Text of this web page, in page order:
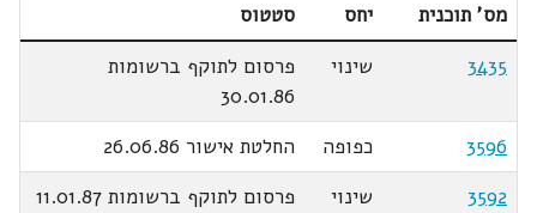
מס' תוכנית
יחס
סטטוס
3435
שינוי
פרסום לתוקף ברשומות
30.01.86
3596
כפופה
החלטת אישור 26.06.86
3592
שינוי
פרסום לתוקף ברשומות 11.01.87